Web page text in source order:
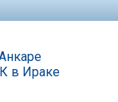
в Ираке